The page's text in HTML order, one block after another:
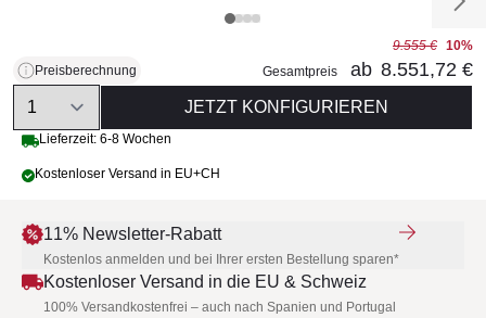
Preisberechnung
9.555 € 10%
Gesamtpreis
ab 8.551,72 €
Quantity
JETZT KONFIGURIEREN
Lieferzeit: 6-8 Wochen
Kostenloser Versand in EU+CH
11% Newsletter-Rabatt
Kostenlos anmelden und bei Ihrer ersten Bestellung sparen*
Kostenloser Versand in die EU & Schweiz
100% Versandkostenfrei – auch nach Spanien und Portugal